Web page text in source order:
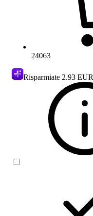
24063
Risparmiate 2.93 EUR